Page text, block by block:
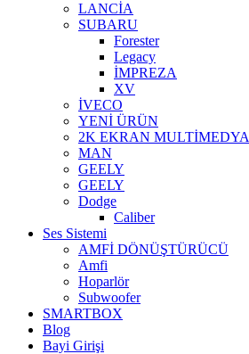
LANCİA
SUBARU
Forester
Legacy
İMPREZA
XV
İVECO
YENİ ÜRÜN
2K EKRAN MULTİMEDYA
MAN
GEELY
GEELY
Dodge
Caliber
Ses Sistemi
AMFİ DÖNÜŞTÜRÜCÜ
Amfi
Hoparlör
Subwoofer
SMARTBOX
Blog
Bayi Girişi